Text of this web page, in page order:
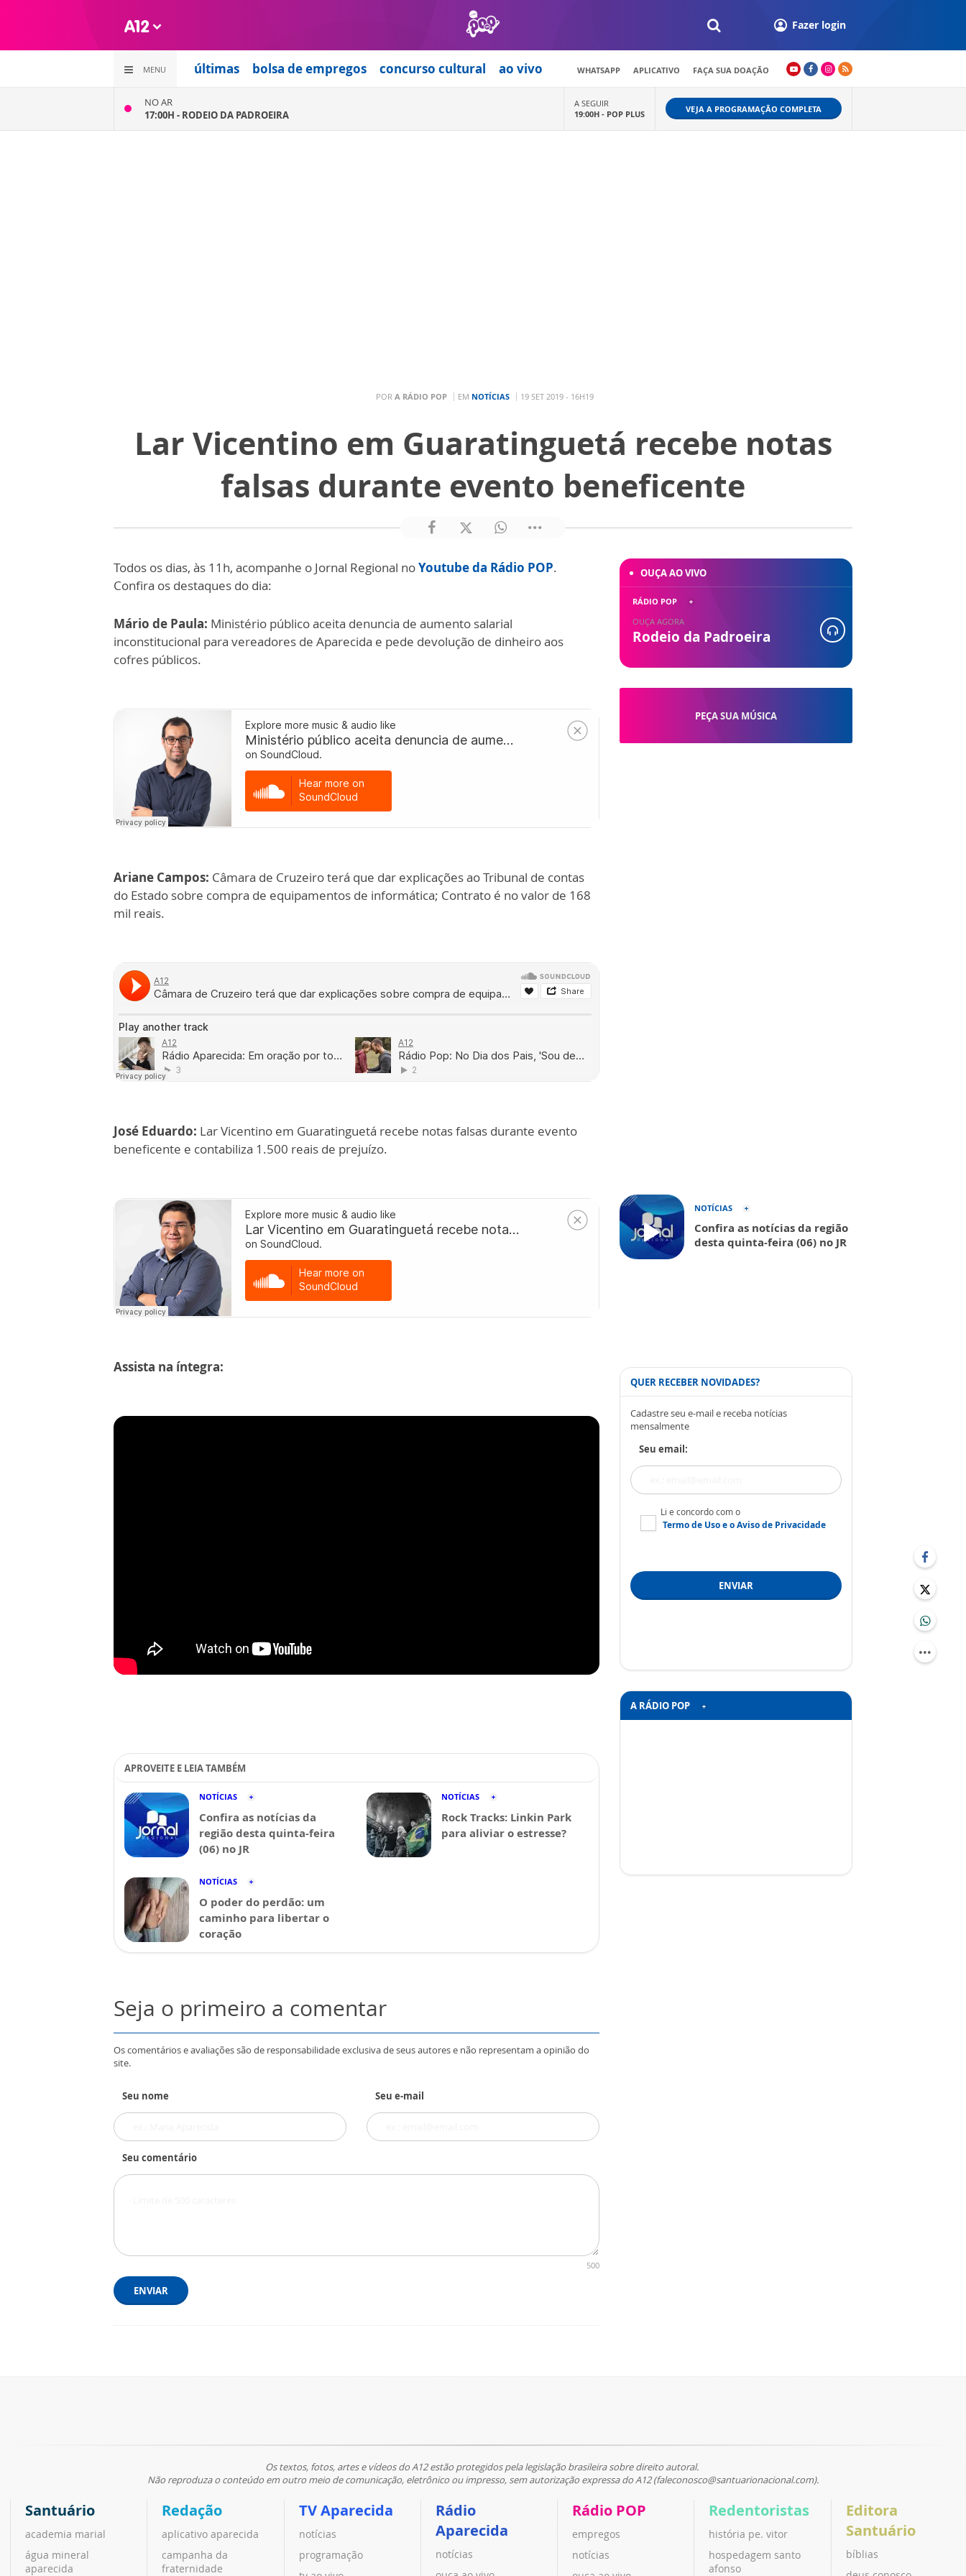
Fazer login
MENU últimas bolsa de empregos concurso cultural ao vivo WHATSAPP APLICATIVO FAÇA SUA DOAÇÃO
NO AR
17:00H - RODEIO DA PADROEIRA
A SEGUIR
19:00H - POP PLUS VEJA A PROGRAMAÇÃO COMPLETA
POR A RÁDIO POP EM NOTÍCIAS 19 SET 2019 - 16H19
Lar Vicentino em Guaratinguetá recebe notas
falsas durante evento beneficente
Todos os dias, às 11h, acompanhe o Jornal Regional noYoutube da Rádio POP.
Confira os destaques do dia:
Mário de Paula: Ministério público aceita denuncia de aumento salarial
inconstitucional para vereadores de Aparecida e pede devolução de dinheiro aos
cofres públicos.
Ariane Campos: Câmara de Cruzeiro terá que dar explicações ao Tribunal de contas
do Estado sobre compra de equipamentos de informática; Contrato é no valor de 168
mil reais.
José Eduardo: Lar Vicentino em Guaratinguetá recebe notas falsas durante evento
beneficente e contabiliza 1.500 reais de prejuízo.
Assista na íntegra:
APROVEITE E LEIA TAMBÉM
NOTÍCIAS
Confira as notícias da
região desta quinta-feira
(06) no JR
NOTÍCIAS
Rock Tracks: Linkin Park
para aliviar o estresse?
NOTÍCIAS
O poder do perdão: um
caminho para libertar o
coração
Seja o primeiro a comentar
Os comentários e avaliações são de responsabilidade exclusiva de seus autores e não representam a opinião do
site.
Seu nome Seu e-mail
Seu comentário
500
ENVIAR
PEÇA SUA MÚSICA
OUÇA AO VIVO
RÁDIO POP
OUÇA AGORA
Rodeio da Padroeira
NOTÍCIAS
Confira as notícias da região
desta quinta-feira (06) no JR
QUER RECEBER NOVIDADES?
Cadastre seu e-mail e receba notícias
mensalmente
Seu email:
Li e concordo com o
Termo de Usoe oAviso de Privacidade
ENVIAR
A RÁDIO POP
Os textos, fotos, artes e vídeos do A12 estão protegidos pela legislação brasileira sobre direito autoral.
Não reproduza o conteúdo em outro meio de comunicação, eletrônico ou impresso, sem autorização expressa do A12 (faleconosco@santuarionacional.com).
Santuário
academia marial
água mineral
aparecida
Redação
aplicativo aparecida
campanha da
fraternidade
TV Aparecida
notícias
programação
Rádio
Aparecida
notícias
Rádio POP
empregos
notícias
Redentoristas
história pe. vitor
hospedagem santo
afonso
Editora
Santuário
bíblias